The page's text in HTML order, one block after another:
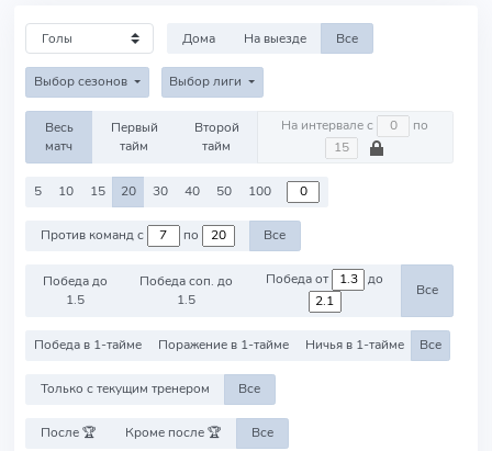
Дома На выезде Все
Выбор сезонов Выбор лиги
Весь
матч
Первый
тайм
Второй
тайм
На интервале с по
5 10 15 20 30 40 50 100
Против команд с по Все
Победа до
1.5
Победа соп. до
1.5
Победа от до
Все
Победа в 1-тайме Поражение в 1-тайме Ничья в 1-тайме Все
Только с текущим тренером Все
После 🏆 Кроме после 🏆 Все